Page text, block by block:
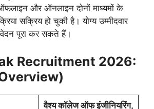
ऑफलाइन और ऑनलाइन दोनों माध्यमों के
सक्रिय हो चुकी है। योग्य उम्मीदवार
पूरा कर सकते हैं।
Recruitment 2026:
वैश्य कॉलेज ऑफ इंजीनियरिंग,